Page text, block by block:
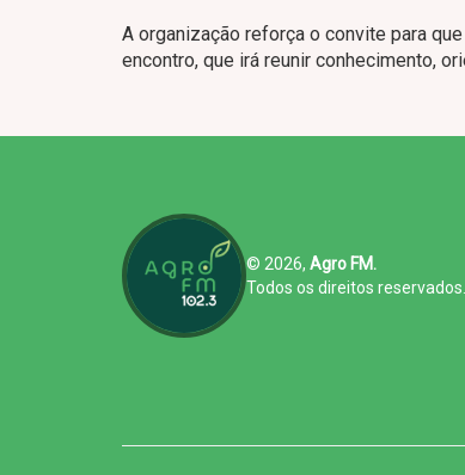
A organização reforça o convite para
encontro, que irá reunir conhecimento,
© 2026, Agro FM.
Todos os direitos reservados.